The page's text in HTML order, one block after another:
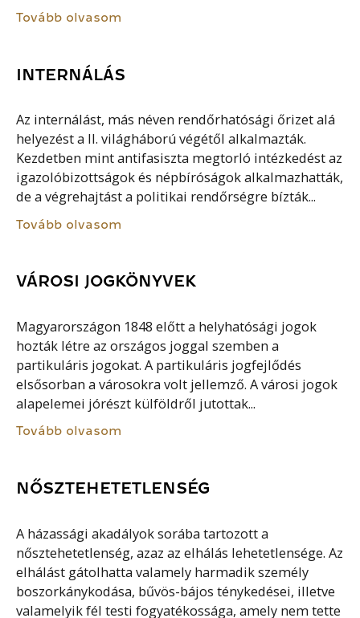
Tovább olvasom
INTERNÁLÁS
Az internálást, más néven rendőrhatósági őrizet alá
helyezést a II. világháború végétől alkalmazták.
Kezdetben mint antifasiszta megtorló intézkedést az
igazolóbizottságok és népbíróságok alkalmazhatták,
de a végrehajtást a politikai rendőrségre bízták...
Tovább olvasom
VÁROSI JOGKÖNYVEK
Magyarországon 1848 előtt a helyhatósági jogok
hozták létre az országos joggal szemben a
partikuláris jogokat. A partikuláris jogfejlődés
elsősorban a városokra volt jellemző. A városi jogok
alapelemei jórészt külföldről jutottak...
Tovább olvasom
NŐSZTEHETETLENSÉG
A házassági akadályok sorába tartozott a
nősztehetetlenség, azaz az elhálás lehetetlensége. Az
elhálást gátolhatta valamely harmadik személy
boszorkánykodása, bűvös-bájos ténykedései, illetve
valamelyik fél testi fogyatékossága, amely nem tette